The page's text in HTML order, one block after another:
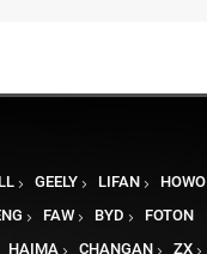
GEELY LIFAN
HOWO
FAW BYD
FOTON
HAIMA CHANGAN ZX